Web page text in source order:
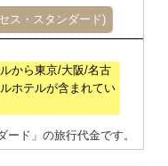
ス・スタンダード)
から東京/大阪/名古
ホテルが含まれてい
ド」の旅行代金です。